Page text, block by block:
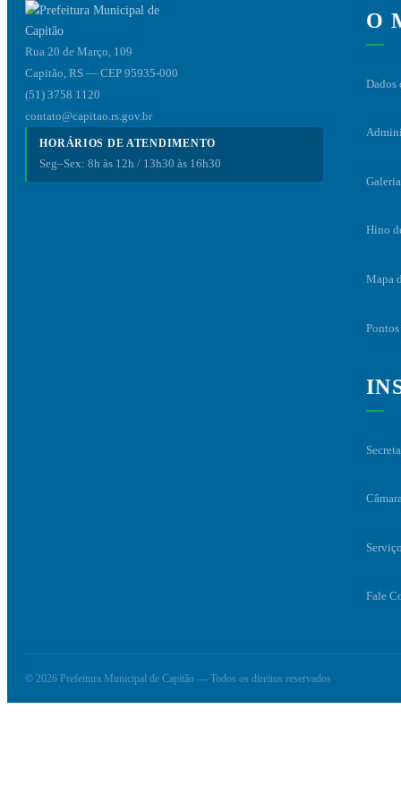
Rua 20 de Março, 109
Capitão, RS — CEP 95935-000
(51) 3758 1120
contato@capitao.rs.gov.br
HORÁRIOS DE ATENDIMENTO
Seg–Sex: 8h às 12h / 13h30 às 16h30
O
Hino
Mapa
Fale
© 2026 Prefeitura Municipal de Capitão — Todos os direitos reservados